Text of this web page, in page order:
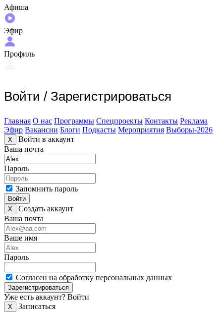
Афиша
Эфир
Профиль
Войти / Зарегистрироваться
Главная О нас Программы Спецпроекты Контакты Реклама
Эфир Вакансии Блоги Подкасты Мероприятия Выборы-2026
X
Войти в аккаунт
Ваша почта
Пароль
Запомнить пароль
Войти
X
Создать аккаунт
Ваша почта
Ваше имя
Пароль
Согласен на обработку персональных данных
Зарегистрироваться
Уже есть аккаунт? Войти
X
Записаться